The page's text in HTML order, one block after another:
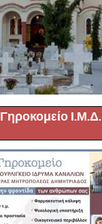
Γηροκομείο Ι.Μ.Δ.